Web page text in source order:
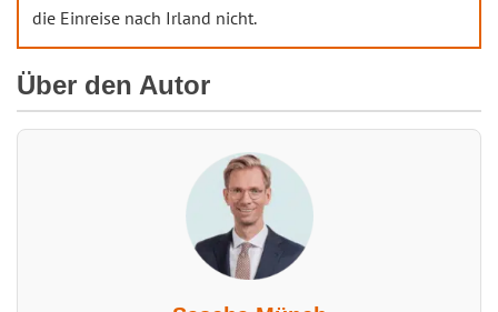
die Einreise nach Irland nicht.
Über den Autor